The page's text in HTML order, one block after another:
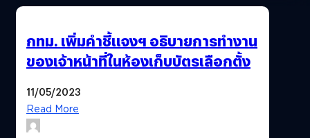
กทม. เพิ่มคำชี้แจงฯ อธิบายการทำงาน
ของเจ้าหน้าที่ในห้องเก็บบัตรเลือกตั้ง
11/05/2023
Read More